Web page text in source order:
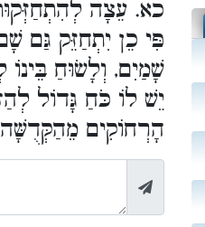
כא. עֵצָה
פִּי כֵן יִתְחַזֵּק גַּם
שָׁמַיִם, וְלָשׂוּחַ
יֵשׁ לוֹ כֹּחַ גָּדוֹל
הָרְחוֹקִים